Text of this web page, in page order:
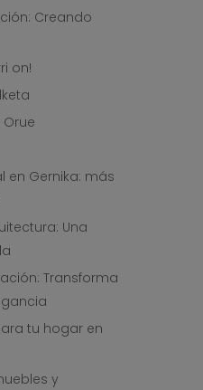
Creando
on!
en Gernika: más
Una
Transforma
tu hogar en
y